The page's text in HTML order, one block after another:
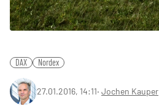
DAX Nordex
27.01.2016, 14:11‧ Jochen Kauper